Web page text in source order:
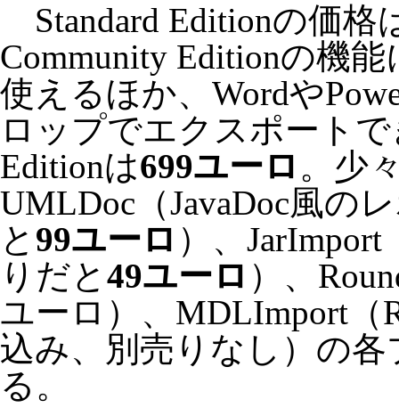
Standard Editionの価格
Community Editionの機
使えるほか、Wordや
ロップでエクスポートで
Editionは699ユーロ 。少
UMLDoc（JavaDoc風の
と 99ユーロ ）、
りだと 49ユーロ ）、
ユーロ）、MDLImport（
込み、別売りなし）の
る。